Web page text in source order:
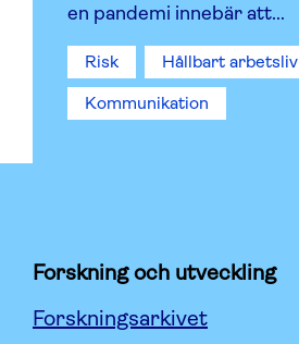
en pandemi innebär att...
Risk
Hållbart arbetsliv
Kommunikation
Forskning och utveckling
Forskningsarkivet